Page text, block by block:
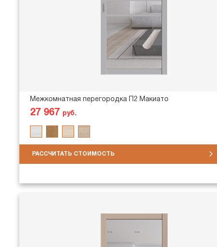
Межкомнатная перегородка П2 Макиато
27 967 руб.
РАССЧИТАТЬ СТОИМОСТЬ